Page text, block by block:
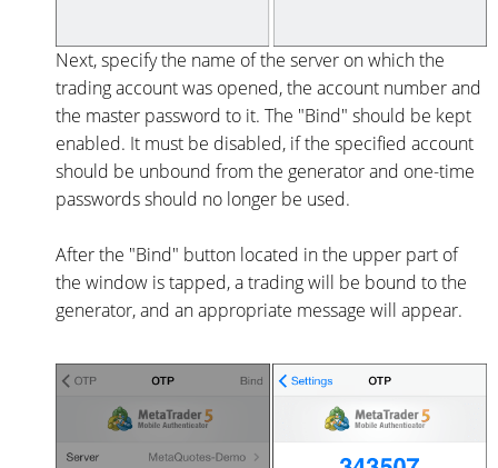
Next, specify the name of the server on which the
trading account was opened, the account number and
the master password to it. The "Bind" should be kept
enabled. It must be disabled, if the specified account
should be unbound from the generator and one-time
passwords should no longer be used.
After the "Bind" button located in the upper part of
the window is tapped, a trading will be bound to the
generator, and an appropriate message will appear.